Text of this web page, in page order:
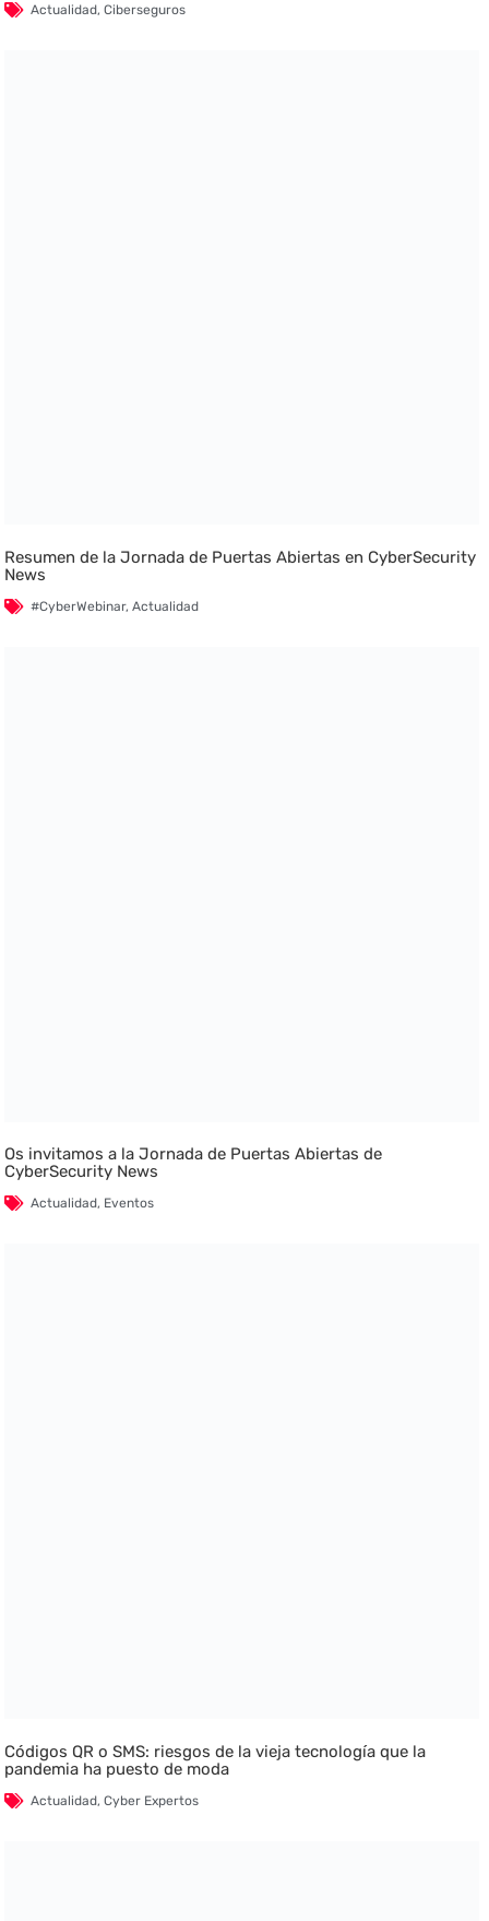
Actualidad,Ciberseguros
Resumen de la Jornada de Puertas Abiertas en CyberSecurity
News
#CyberWebinar,Actualidad
Os invitamos a la Jornada de Puertas Abiertas de
CyberSecurity News
Actualidad, Eventos
Códigos QR o SMS: riesgos de la vieja tecnología que la
pandemia ha puesto de moda
Actualidad,Cyber Expertos